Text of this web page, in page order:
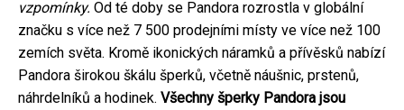
vzpomínky. Od té doby se Pandora rozrostla v globální
značku s více než 7 500 prodejními místy ve více než 100
zemích světa. Kromě ikonických náramků a přívěsků nabízí
Pandora širokou škálu šperků, včetně náušnic, prstenů,
náhrdelníků a hodinek. Všechny šperky Pandora jsou